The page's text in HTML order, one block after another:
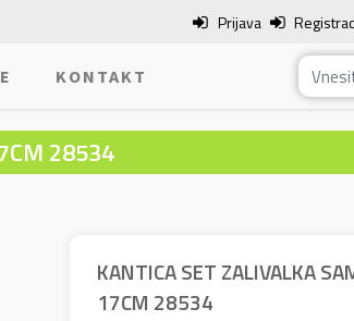
Prijava
KONTAKT
28534
KANTICA SET ZALIVALKA
17CM 28534